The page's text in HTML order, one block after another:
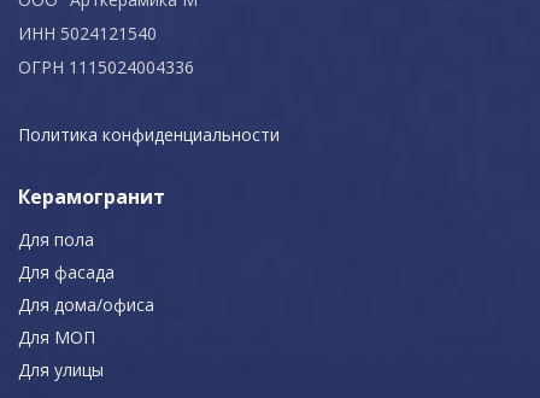
ИНН 5024121540
ОГРН 1115024004336
Политика конфиденциальности
Керамогранит
Для пола
Для фасада
Для дома/офиса
Для МОП
Для улицы